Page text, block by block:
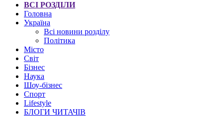
ВСІ РОЗДІЛИ
Головна
Україна
Всі новини розділу
Політика
Місто
Світ
Бізнес
Наука
Шоу-бізнес
Спорт
Lifestyle
БЛОГИ ЧИТАЧІВ